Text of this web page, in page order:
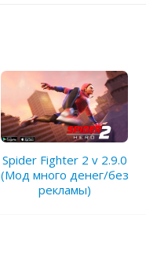
Spider Fighter 2 v 2.9.0
(Мод много денег/без
рекламы)